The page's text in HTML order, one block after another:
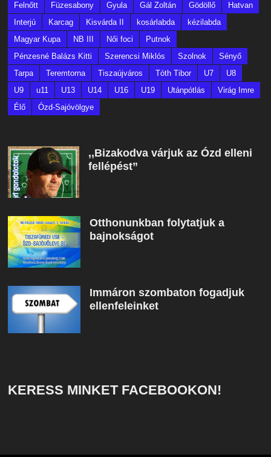
Felnőtt
Füzesabony Gyula Gál Zoltán Gödöllő
Hatvan
Interjú
Karcag Kisvárda II kosárlabda
kézilabda
Magyar Kupa
NB III Női foci
Putnok
Pénzesné Balázs Kitti
Szerencsi Miklós Szolnok
Sényő
Tarpa
Teremtorna Tiszaújváros Tóth Tibor U7
U8
U9
u11 U13 U14 U16 U19 Utánpótlás
Virág Imre
Élő
Ózd-Sajóvölgye
,,Bizakodva várjuk az Ózd elleni
fellépést”
Otthonunkban folytatjuk a
bajnokságot
Immáron szombaton fogadjuk
ellenfeleinket
KERESS MINKET FACEBOOKON!